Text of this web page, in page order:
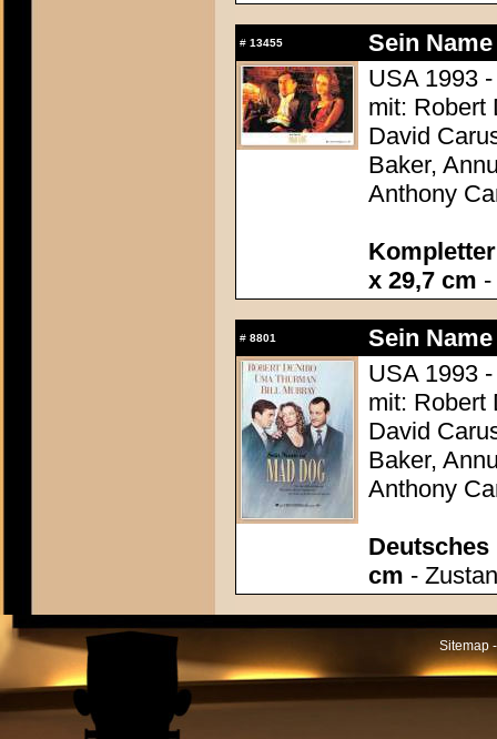
# 13455
Sein
USA 1993
mit: Robert
David
Baker,
Anthony
x 29,7 cm
# 8801
Sein
USA 1993
mit: Robert
David
Baker,
Anthony
Deutsches
cm -
Sitemap